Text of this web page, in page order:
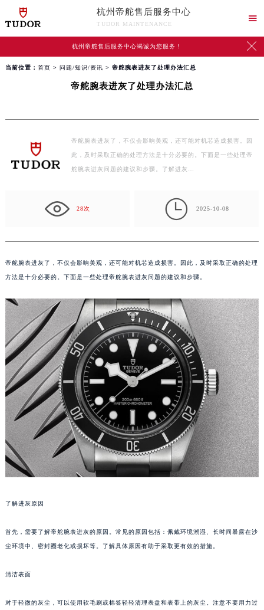
杭州帝舵售后服务中心
TUDOR MAINTENANCE

杭州帝舵售后服务中心竭诚为您服务！ 
当前位置： 首页 > 问题/知识/资讯 > 帝舵腕表进灰了处理办法汇总
帝舵腕表进灰了处理办法汇总
帝舵腕表进灰了，不仅会影响美观，还可能对机芯造成损害。因
此，及时采取正确的处理方法是十分必要的。下面是一些处理帝
舵腕表进灰问题的建议和步骤。了解进灰…
28次  2025-10-08
帝舵腕表进灰了，不仅会影响美观，还可能对机芯造成损害。因此，及时采取正确的处理
方法是十分必要的。下面是一些处理帝舵腕表进灰问题的建议和步骤。
了解进灰原因
首先，需要了解帝舵腕表进灰的原因。常见的原因包括：佩戴环境潮湿、长时间暴露在沙
尘环境中、密封圈老化或损坏等。了解具体原因有助于采取更有效的措施。
清洁表面
对于轻微的灰尘，可以使用软毛刷或棉签轻轻清理表盘和表带上的灰尘。注意不要用力过